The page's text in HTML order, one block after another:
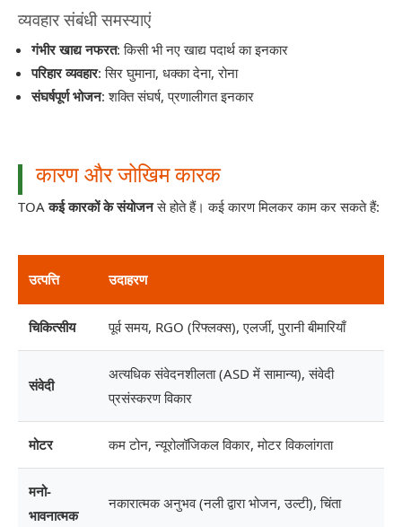
व्यवहार संबंधी समस्याएं
गंभीर खाद्य नफरत: किसी भी नए खाद्य पदार्थ का इनकार
परिहार व्यवहार: सिर घुमाना, धक्का देना, रोना
संघर्षपूर्ण भोजन: शक्ति संघर्ष, प्रणालीगत इनकार
कारण और जोखिम कारक
TOAकई कारकों के संयोजनसे होते हैं। कई कारण मिलकर काम कर सकते हैं:
उत्पत्ति उदाहरण
चिकित्सीय पूर्व समय, RGO (रिफ्लक्स), एलर्जी, पुरानी बीमारियाँ
संवेदी
अत्यधिक संवेदनशीलता (ASD में सामान्य), संवेदी
प्रसंस्करण विकार
मोटर कम टोन, न्यूरोलॉजिकल विकार, मोटर विकलांगता
मनो-
भावनात्मक
नकारात्मक अनुभव (नली द्वारा भोजन, उल्टी), चिंता